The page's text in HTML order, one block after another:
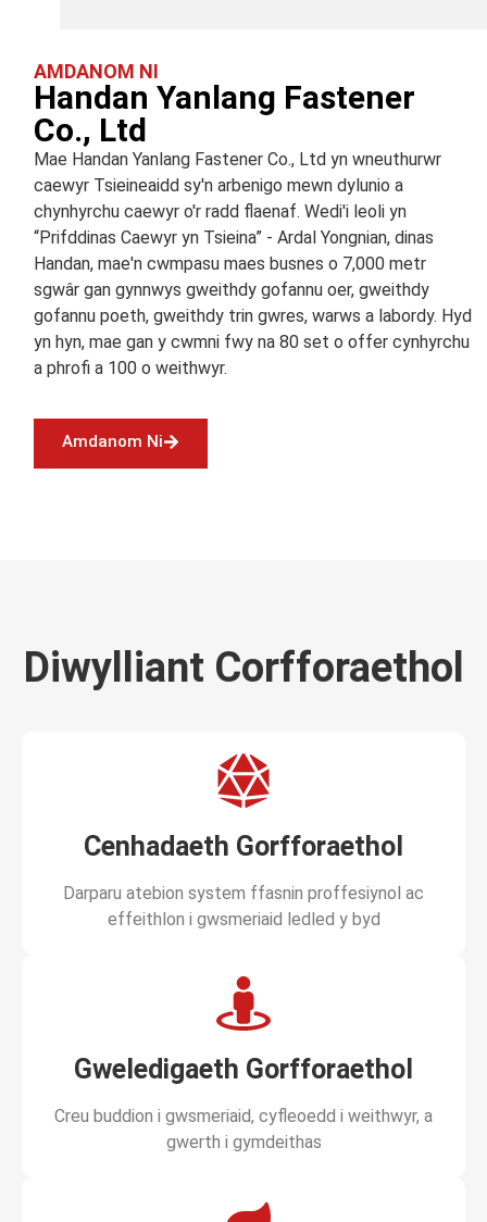
AMDANOM NI
Handan Yanlang Fastener
Co., Ltd
Mae Handan Yanlang Fastener Co., Ltd yn wneuthurwr
caewyr Tsieineaidd sy'n arbenigo mewn dylunio a
chynhyrchu caewyr o'r radd flaenaf. Wedi'i leoli yn
“Prifddinas Caewyr yn Tsieina” - Ardal Yongnian, dinas
Handan, mae'n cwmpasu maes busnes o 7,000 metr
sgwâr gan gynnwys gweithdy gofannu oer, gweithdy
gofannu poeth, gweithdy trin gwres, warws a labordy. Hyd
yn hyn, mae gan y cwmni fwy na 80 set o offer cynhyrchu
a phrofi a 100 o weithwyr.
Amdanom Ni
Diwylliant Corfforaethol
Cenhadaeth Gorfforaethol
Darparu atebion system ffasnin proffesiynol ac
effeithlon i gwsmeriaid ledled y byd
Gweledigaeth Gorfforaethol
Creu buddion i gwsmeriaid, cyfleoedd i weithwyr, a
gwerth i gymdeithas